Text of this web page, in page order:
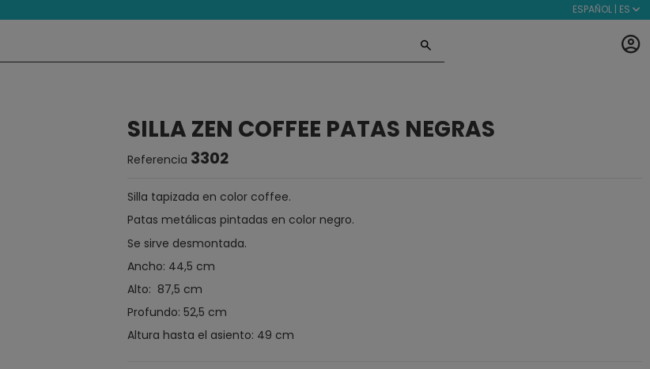
ESPAÑOL | ES
SILLA ZEN COFFEE PATAS NEGRAS
Referencia 3302
Silla tapizada en color coffee.
Patas metálicas pintadas en color negro.
Se sirve desmontada.
Ancho: 44,5 cm
Alto: 87,5 cm
Profundo: 52,5 cm
Altura hasta el asiento: 49 cm